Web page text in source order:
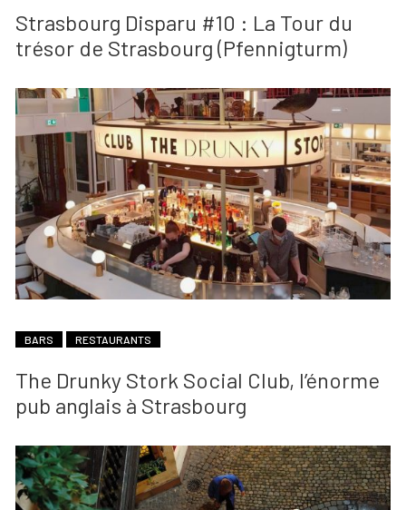
Strasbourg Disparu #10 : La Tour du
trésor de Strasbourg (Pfennigturm)
BARS RESTAURANTS
The Drunky Stork Social Club, l’énorme
pub anglais à Strasbourg